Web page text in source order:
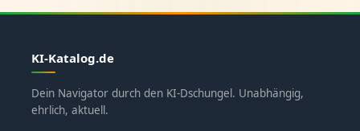
KI-Katalog.de
Dein Navigator durch den KI-Dschungel. Unabhängig,
ehrlich, aktuell.